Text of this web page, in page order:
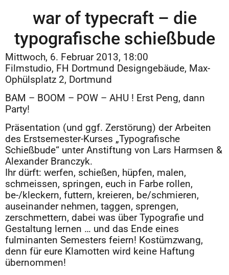
war of typecraft – die
typografische schießbude
Mittwoch, 6. Februar 2013, 18:00
Filmstudio, FH Dortmund Designgebäude, Max-
Ophülsplatz 2, Dortmund
BAM – BOOM – POW – AHU ! Erst Peng, dann
Party!
Präsentation (und ggf. Zerstörung) der Arbeiten
des Erstsemester-Kurses „Typografische
Schießbude“ unter Anstiftung von Lars Harmsen &
Alexander Branczyk.
Ihr dürft: werfen, schießen, hüpfen, malen,
schmeissen, springen, euch in Farbe rollen,
be-/kleckern, futtern, kreieren, be/schmieren,
auseinander nehmen, taggen, sprengen,
zerschmettern, dabei was über Typografie und
Gestaltung lernen … und das Ende eines
fulminanten Semesters feiern! Kostümzwang,
denn für eure Klamotten wird keine Haftung
übernommen!